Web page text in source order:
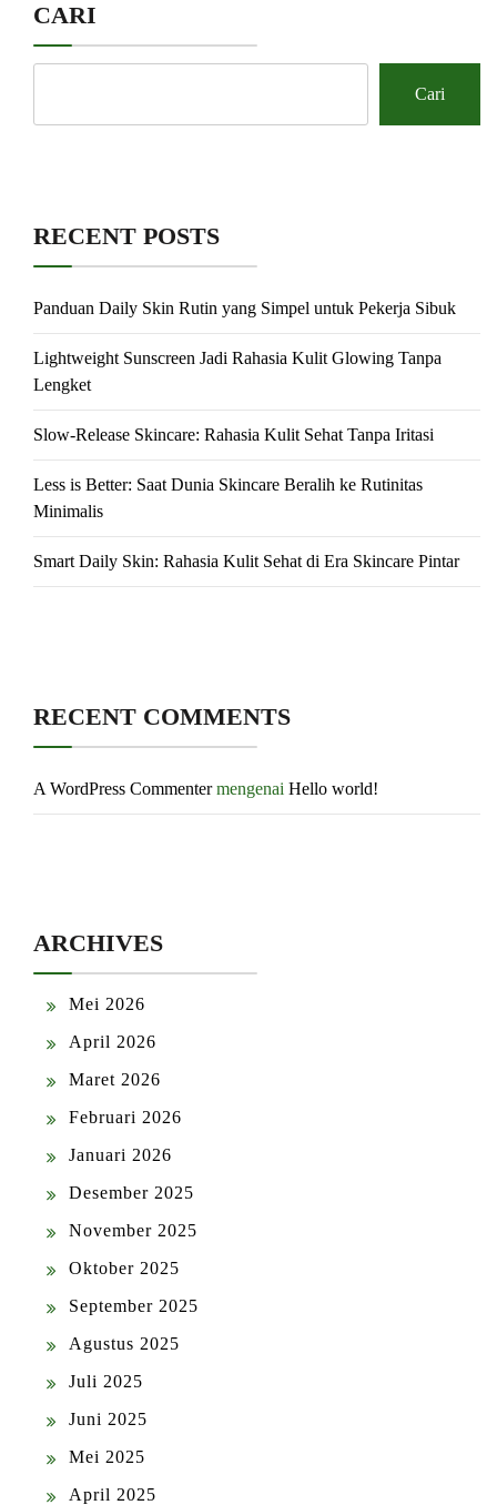
CARI
Cari
RECENT POSTS
Panduan Daily Skin Rutin yang Simpel untuk Pekerja Sibuk
Lightweight Sunscreen Jadi Rahasia Kulit Glowing Tanpa
Lengket
Slow-Release Skincare: Rahasia Kulit Sehat Tanpa Iritasi
Less is Better: Saat Dunia Skincare Beralih ke Rutinitas
Minimalis
Smart Daily Skin: Rahasia Kulit Sehat di Era Skincare Pintar
RECENT COMMENTS
A WordPress Commentermengenai Hello world!
ARCHIVES
Mei 2026
April 2026
Maret 2026
Februari 2026
Januari 2026
Desember 2025
November 2025
Oktober 2025
September 2025
Agustus 2025
Juli 2025
Juni 2025
Mei 2025
April 2025